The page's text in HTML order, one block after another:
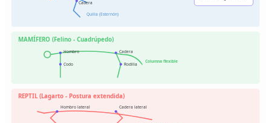
Cadera
Quilla (Esternón)
MAMÍFERO (Felino - Cuadrúpedo)
Hombro
Codo
Cadera
Rodilla
Columna flexible
REPTIL (Lagarto - Postura extendida)
Hombro lateral Cadera lateral